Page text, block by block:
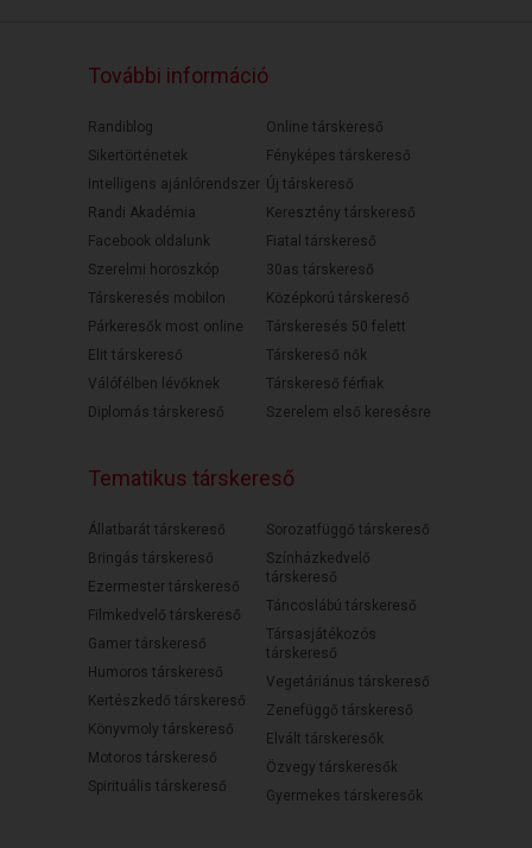
További információ
Randiblog
Sikertörténetek
Intelligens ajánlórendszer
Randi Akadémia
Facebook oldalunk
Szerelmi horoszkóp
Társkeresés mobilon
Párkeresők most online
Elit társkereső
Válófélben lévőknek
Diplomás társkereső
Online társkereső
Fényképes társkereső
Új társkereső
Keresztény társkereső
Fiatal társkereső
30as társkereső
Középkorú társkereső
Társkeresés 50 felett
Társkereső nők
Társkereső férfiak
Szerelem első keresésre
Tematikus társkereső
Állatbarát társkereső
Bringás társkereső
Ezermester társkereső
Filmkedvelő társkereső
Gamer társkereső
Humoros társkereső
Kertészkedő társkereső
Könyvmoly társkereső
Motoros társkereső
Spirituális társkereső
Sorozatfüggő társkereső
Színházkedvelő
társkereső
Táncoslábú társkereső
Társasjátékozós
társkereső
Vegetáriánus társkereső
Zenefüggő társkereső
Elvált társkeresők
Özvegy társkeresők
Gyermekes társkeresők